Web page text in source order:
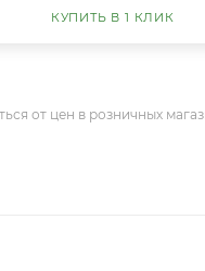
КУПИТЬ В 1 КЛИК
от цен в розничных